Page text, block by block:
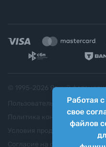
Работая
свое
файлов
Яркий
Пользовательское
Политика
Согласие на обработку